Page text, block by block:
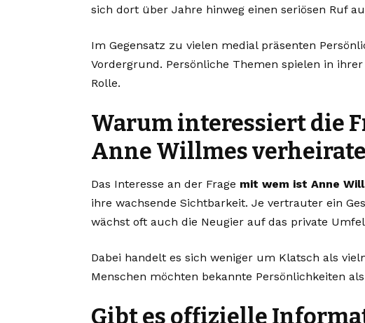
sich dort über Jahre hinweg einen seriösen Ruf
Im Gegensatz zu vielen medial präsenten
Vordergrund. Persönliche Themen spielen in
Rolle.
Warum interessiert die
Anne Willmes
Das Interesse an der Frage mit wem ist Anne
ihre wachsende Sichtbarkeit. Je vertrauter ein
wächst oft auch die Neugier auf das private
Dabei handelt es sich weniger um Klatsch als
Menschen möchten bekannte Persönlichkeiten
Gibt es offizielle